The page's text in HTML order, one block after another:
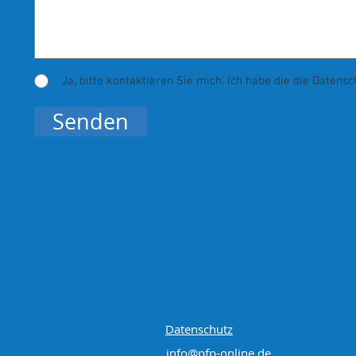
Ja, bitte kontaktieren Sie mich. Ich habe die die
Senden
Datenschutz
info@pfp-online.de